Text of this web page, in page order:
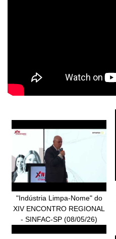
"Indústria Limpa-Nome" do
XIV ENCONTRO REGIONAL
- SINFAC-SP (08/05/26)